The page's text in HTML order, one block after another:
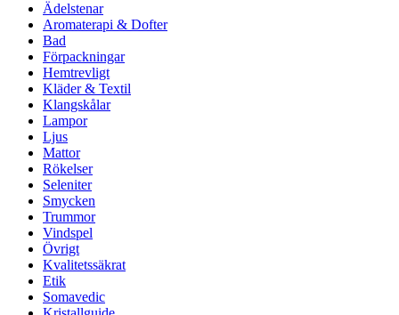
Ädelstenar
Aromaterapi & Dofter
Bad
Förpackningar
Hemtrevligt
Kläder & Textil
Klangskålar
Lampor
Ljus
Mattor
Rökelser
Seleniter
Smycken
Trummor
Vindspel
Övrigt
Kvalitetssäkrat
Etik
Somavedic